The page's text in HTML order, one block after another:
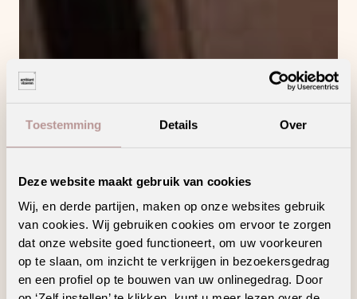
Toestemming Details Over
Deze website maakt gebruik van cookies
Wij, en derde partijen, maken op onze websites gebruik
van cookies. Wij gebruiken cookies om ervoor te zorgen
dat onze website goed functioneert, om uw voorkeuren
op te slaan, om inzicht te verkrijgen in bezoekersgedrag
en een profiel op te bouwen van uw onlinegedrag. Door